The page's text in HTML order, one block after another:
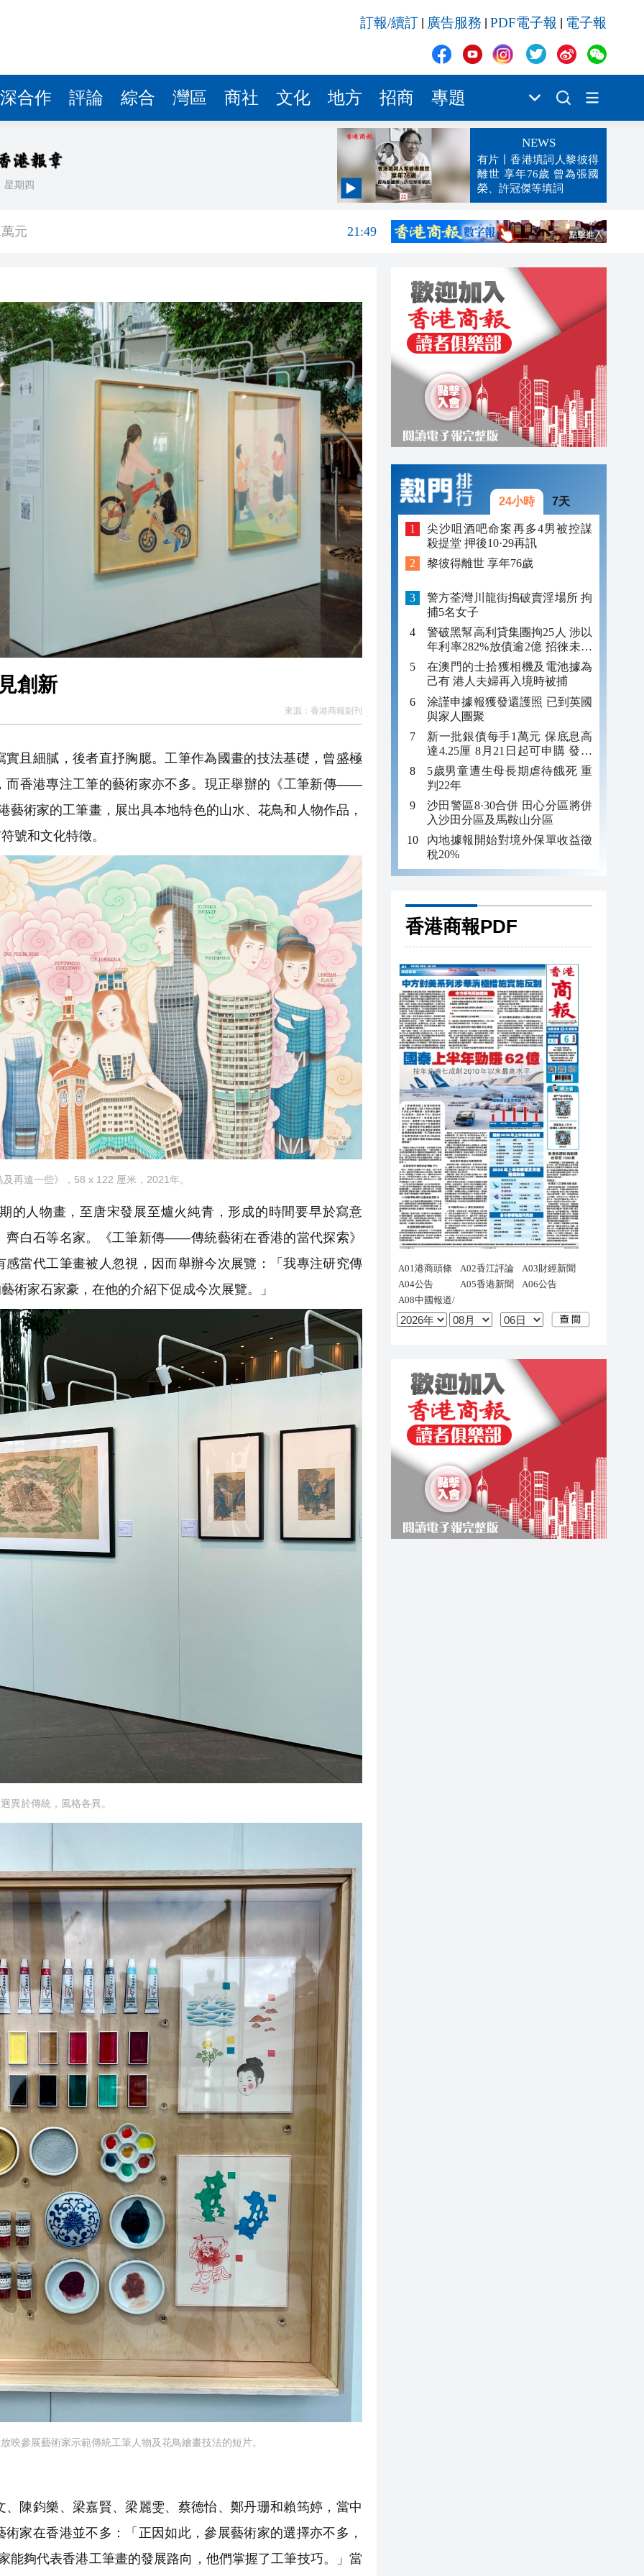
訂報/續訂 廣告服務 PDF電子報 電子報
合作 評論 綜合 灣區 商社 文化 地方 招商 專題
星期四
NEWS
有片丨香港填詞人黎彼得
離世 享年76歲 曾為張國
榮、許冠傑等填詞
21:56
元
21:49
台 共建科學智能開放生態
21:05
圈中好友輪流探望 同事每周三次接送洗腎
21:03
個IP亮相莞邑 第十六屆漫博會向全球展示「動漫+」活力
20:58
安全與秩序萬無一失
20:50
創新
來源： 香港商報副刊
且細膩，後者直抒胸臆。工筆作為國畫的技法基礎，曾盛極
而香港專注工筆的藝術家亦不多。現正舉辦的《工筆新傳——
術家的工筆畫，展出具本地特色的山水、花鳥和人物作品，
號和文化特徵。
再遠一些》，58 x 122 厘米，2021年。
人物畫，至唐宋發展至爐火純青，形成的時間要早於寫意
白石等名家。《工筆新傳——傳統藝術在香港的當代探索》
當代工筆畫被人忽視，因而舉辦今次展覽：「我專注研究傳
術家石家豪，在他的介紹下促成今次展覽。」
異於傳統，風格各異。
映參展藝術家示範傳統工筆人物及花鳥繪畫技法的短片。
陳鈞樂、梁嘉賢、梁麗雯、蔡德怡、鄭丹珊和賴筠婷，當中
家在香港並不多：「正因如此，參展藝術家的選擇亦不多，
能夠代表香港工筆畫的發展路向，他們掌握了工筆技巧。」當
24小時 7天
尖沙咀酒吧命案再多4男被控謀
殺提堂 押後10·29再訊
黎彼得離世 享年76歲
警方荃灣川龍街搗破賣淫場所 拘
捕5名女子
警破黑幫高利貸集團拘25人 涉以
年利率282%放債逾2億 招徠未成
年追數
在澳門的士拾獲相機及電池據為
己有 港人夫婦再入境時被捕
涂謹申據報獲發還護照 已到英國
與家人團聚
新一批銀債每手1萬元 保底息高
達4.25厘 8月21日起可申購 發行
金額最多550億
5歲男童遭生母長期虐待餓死 重
判22年
沙田警區8·30合併 田心分區將併
入沙田分區及馬鞍山分區
內地據報開始對境外保單收益徵
稅20%
香港商報PDF